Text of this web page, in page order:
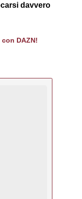
davvero
con DAZN!